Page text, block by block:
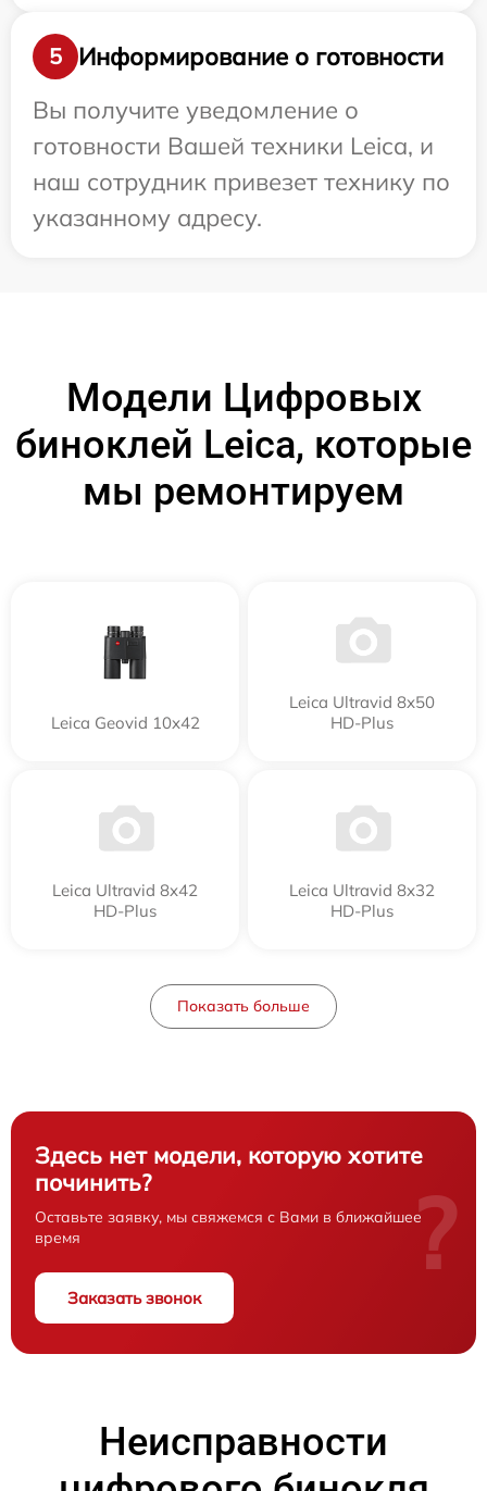
5
Информирование о готовности
Вы получите уведомление о
готовности Вашей техники Leica, и
наш сотрудник привезет технику по
указанному адресу.
Модели Цифровых
биноклей Leica, которые
мы ремонтируем
Leica Geovid 10x42
Leica Ultravid 8x50
HD-Plus
Leica Ultravid 8x42
HD-Plus
Leica Ultravid 8x32
HD-Plus
Показать больше
Здесь нет модели, которую хотите
починить?
Оставьте заявку, мы свяжемся с Вами в ближайшее
время
Заказать звонок
?
Неисправности